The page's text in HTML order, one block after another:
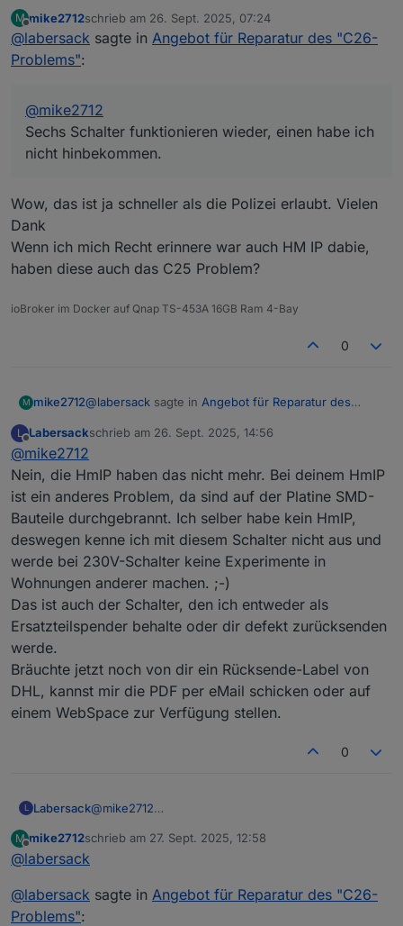
nicht hinbekommen.
M
Offline
mike2712schrieb am 26. Sept. 2025, 07:24
zuletzt editiert von
@labersack sagte in Angebot für Reparatur des "C26-
Problems":
@mike2712
Sechs Schalter funktionieren wieder, einen habe ich
nicht hinbekommen.
Wow, das ist ja schneller als die Polizei erlaubt. Vielen
Dank
Wenn ich mich Recht erinnere war auch HM IP dabie,
haben diese auch das C25 Problem?
ioBroker im Docker auf Qnap TS-453A 16GB Ram 4-Bay
0
M mike2712@labersack sagte in Angebot für Reparatur des
Sechs Schalter funktionieren wieder, einen
habe ich nicht hinbekommen.
Wow, das ist ja schneller als die Polizei erlaubt.
Vielen Dank
Wenn ich mich Recht erinnere war auch HM IP dabie,
haben diese auch das C25 Problem?
L
Offline
Labersackschrieb am 26. Sept. 2025, 14:56
zuletzt editiert von
@mike2712
Nein, die HmIP haben das nicht mehr. Bei deinem HmIP
ist ein anderes Problem, da sind auf der Platine SMD-
Bauteile durchgebrannt. Ich selber habe kein HmIP,
deswegen kenne ich mit diesem Schalter nicht aus und
werde bei 230V-Schalter keine Experimente in
Wohnungen anderer machen. ;-)
Das ist auch der Schalter, den ich entweder als
Ersatzteilspender behalte oder dir defekt zurücksenden
werde.
Bräuchte jetzt noch von dir ein Rücksende-Label von
DHL, kannst mir die PDF per eMail schicken oder auf
einem WebSpace zur Verfügung stellen.
0
L Labersack@mike2712
HmIP ist ein anderes Problem, da sind auf der
Schalter nicht aus und werde bei 230V-Schalter
M
Offline
mike2712schrieb am 27. Sept. 2025, 12:58
zuletzt editiert von
@labersack
@labersack sagte in Angebot für Reparatur des "C26-
Problems":